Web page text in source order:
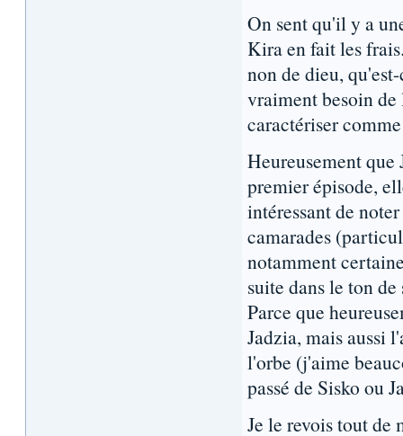
On sent qu'il y a
Kira en fait les
non de dieu,
vraiment besoin de
caractériser
Heureusement
premier épisode,
intéressant de
camarades
notamment
suite dans le ton de
Parce que
Jadzia, mais aussi
l'orbe (j'aime
passé de Sisko ou
Je le revois tout de